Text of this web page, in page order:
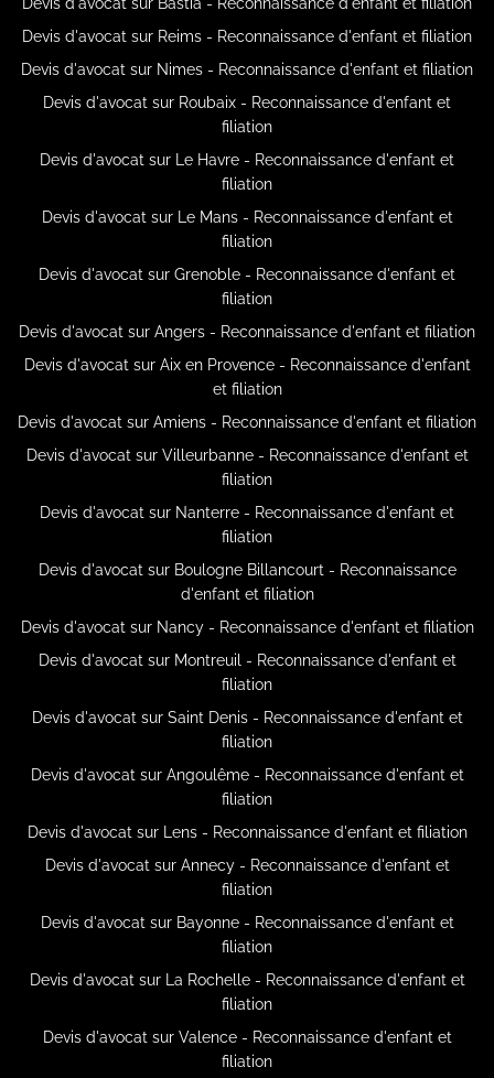
Devis d'avocat sur Reims - Reconnaissance d'enfant et filiation
Devis d'avocat sur Nimes - Reconnaissance d'enfant et filiation
Devis d'avocat sur Roubaix - Reconnaissance d'enfant et
filiation
Devis d'avocat sur Le Havre - Reconnaissance d'enfant et
filiation
Devis d'avocat sur Le Mans - Reconnaissance d'enfant et
filiation
Devis d'avocat sur Grenoble - Reconnaissance d'enfant et
filiation
Devis d'avocat sur Angers - Reconnaissance d'enfant et filiation
Devis d'avocat sur Aix en Provence - Reconnaissance d'enfant
et filiation
Devis d'avocat sur Amiens - Reconnaissance d'enfant et filiation
Devis d'avocat sur Villeurbanne - Reconnaissance d'enfant et
filiation
Devis d'avocat sur Nanterre - Reconnaissance d'enfant et
filiation
Devis d'avocat sur Boulogne Billancourt - Reconnaissance
d'enfant et filiation
Devis d'avocat sur Nancy - Reconnaissance d'enfant et filiation
Devis d'avocat sur Montreuil - Reconnaissance d'enfant et
filiation
Devis d'avocat sur Saint Denis - Reconnaissance d'enfant et
filiation
Devis d'avocat sur Angoulême - Reconnaissance d'enfant et
filiation
Devis d'avocat sur Lens - Reconnaissance d'enfant et filiation
Devis d'avocat sur Annecy - Reconnaissance d'enfant et
filiation
Devis d'avocat sur Bayonne - Reconnaissance d'enfant et
filiation
Devis d'avocat sur La Rochelle - Reconnaissance d'enfant et
filiation
Devis d'avocat sur Valence - Reconnaissance d'enfant et
filiation